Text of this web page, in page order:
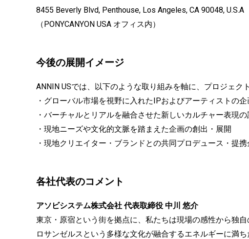
8455 Beverly Blvd, Penthouse, Los Angeles, CA 90048, U.S.A
（PONYCANYON USA オフィス内）
今後の展開イメージ
ANNIN USでは、以下のような取り組みを軸に、プロジェク
・グローバル市場を視野に入れたIPおよびアーティストの
・バーチャルとリアルを融合させた新しいカルチャー表現
・現地ニーズや文化的文脈を踏まえた企画の創出・展開
・現地クリエイター・ブランドとの共同プロデュース・提
各社代表のコメント
アソビシステム株式会社 代表取締役 中川 悠介
東京・原宿という街を拠点に、私たちは現場の感性から独自
ロサンゼルスという多様な文化が融合するエネルギーに満